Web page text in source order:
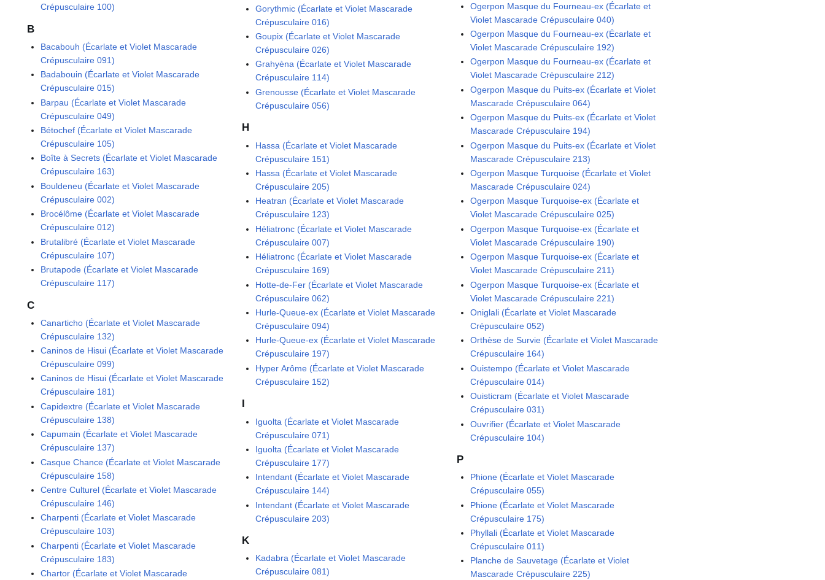
Crépusculaire 100)
B
Bacabouh (Écarlate et Violet Mascarade
Crépusculaire 091)
Badabouin (Écarlate et Violet Mascarade
Crépusculaire 015)
Barpau (Écarlate et Violet Mascarade
Crépusculaire 049)
Bétochef (Écarlate et Violet Mascarade
Crépusculaire 105)
Boîte à Secrets (Écarlate et Violet Mascarade
Crépusculaire 163)
Bouldeneu (Écarlate et Violet Mascarade
Crépusculaire 002)
Brocélôme (Écarlate et Violet Mascarade
Crépusculaire 012)
Brutalibré (Écarlate et Violet Mascarade
Crépusculaire 107)
Brutapode (Écarlate et Violet Mascarade
Crépusculaire 117)
C
Canarticho (Écarlate et Violet Mascarade
Crépusculaire 132)
Caninos de Hisui (Écarlate et Violet Mascarade
Crépusculaire 099)
Caninos de Hisui (Écarlate et Violet Mascarade
Crépusculaire 181)
Capidextre (Écarlate et Violet Mascarade
Crépusculaire 138)
Capumain (Écarlate et Violet Mascarade
Crépusculaire 137)
Casque Chance (Écarlate et Violet Mascarade
Crépusculaire 158)
Centre Culturel (Écarlate et Violet Mascarade
Crépusculaire 146)
Charpenti (Écarlate et Violet Mascarade
Crépusculaire 103)
Charpenti (Écarlate et Violet Mascarade
Crépusculaire 183)
Chartor (Écarlate et Violet Mascarade
Gorythmic (Écarlate et Violet Mascarade
Crépusculaire 016)
Goupix (Écarlate et Violet Mascarade
Crépusculaire 026)
Grahyèna (Écarlate et Violet Mascarade
Crépusculaire 114)
Grenousse (Écarlate et Violet Mascarade
Crépusculaire 056)
H
Hassa (Écarlate et Violet Mascarade
Crépusculaire 151)
Hassa (Écarlate et Violet Mascarade
Crépusculaire 205)
Heatran (Écarlate et Violet Mascarade
Crépusculaire 123)
Héliatronc (Écarlate et Violet Mascarade
Crépusculaire 007)
Héliatronc (Écarlate et Violet Mascarade
Crépusculaire 169)
Hotte-de-Fer (Écarlate et Violet Mascarade
Crépusculaire 062)
Hurle-Queue-ex (Écarlate et Violet Mascarade
Crépusculaire 094)
Hurle-Queue-ex (Écarlate et Violet Mascarade
Crépusculaire 197)
Hyper Arôme (Écarlate et Violet Mascarade
Crépusculaire 152)
Iguolta (Écarlate et Violet Mascarade
Crépusculaire 071)
Iguolta (Écarlate et Violet Mascarade
Crépusculaire 177)
Intendant (Écarlate et Violet Mascarade
Crépusculaire 144)
Intendant (Écarlate et Violet Mascarade
Crépusculaire 203)
K
Kadabra (Écarlate et Violet Mascarade
Crépusculaire 081)
Ogerpon Masque du Fourneau-ex (Écarlate et
Violet Mascarade Crépusculaire 040)
Ogerpon Masque du Fourneau-ex (Écarlate et
Violet Mascarade Crépusculaire 192)
Ogerpon Masque du Fourneau-ex (Écarlate et
Violet Mascarade Crépusculaire 212)
Ogerpon Masque du Puits-ex (Écarlate et Violet
Mascarade Crépusculaire 064)
Ogerpon Masque du Puits-ex (Écarlate et Violet
Mascarade Crépusculaire 194)
Ogerpon Masque du Puits-ex (Écarlate et Violet
Mascarade Crépusculaire 213)
Ogerpon Masque Turquoise (Écarlate et Violet
Mascarade Crépusculaire 024)
Ogerpon Masque Turquoise-ex (Écarlate et
Violet Mascarade Crépusculaire 025)
Ogerpon Masque Turquoise-ex (Écarlate et
Violet Mascarade Crépusculaire 190)
Ogerpon Masque Turquoise-ex (Écarlate et
Violet Mascarade Crépusculaire 211)
Ogerpon Masque Turquoise-ex (Écarlate et
Violet Mascarade Crépusculaire 221)
Oniglali (Écarlate et Violet Mascarade
Crépusculaire 052)
Orthèse de Survie (Écarlate et Violet Mascarade
Crépusculaire 164)
Ouistempo (Écarlate et Violet Mascarade
Crépusculaire 014)
Ouisticram (Écarlate et Violet Mascarade
Crépusculaire 031)
Ouvrifier (Écarlate et Violet Mascarade
Crépusculaire 104)
P
Phione (Écarlate et Violet Mascarade
Crépusculaire 055)
Phione (Écarlate et Violet Mascarade
Crépusculaire 175)
Phyllali (Écarlate et Violet Mascarade
Crépusculaire 011)
Planche de Sauvetage (Écarlate et Violet
Mascarade Crépusculaire 225)